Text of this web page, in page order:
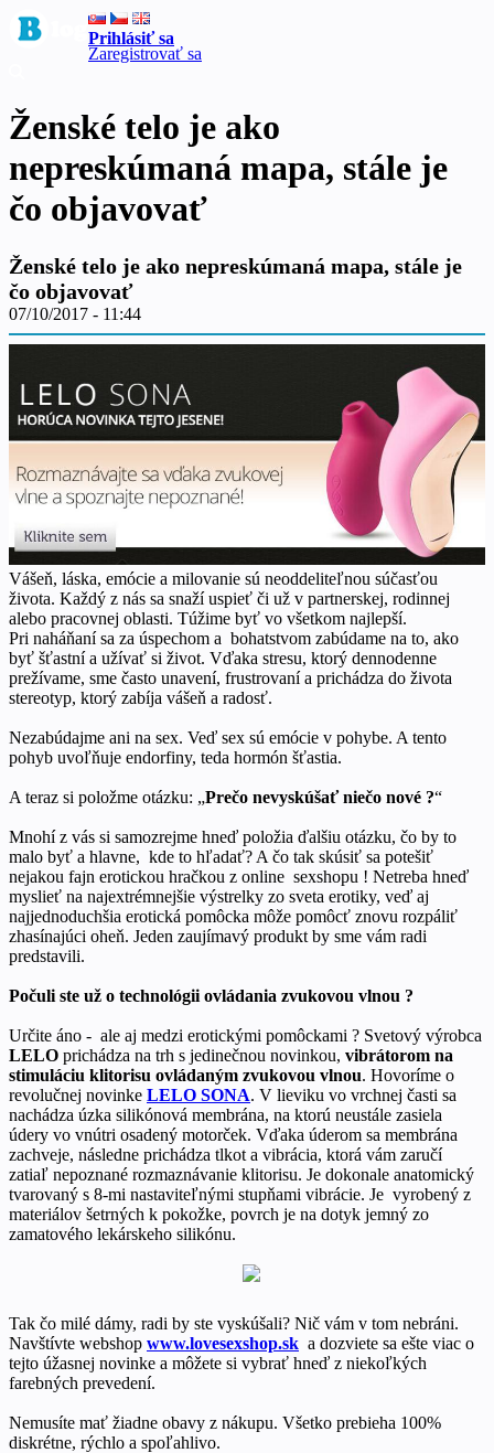
Prihlásiť sa
Zaregistrovať sa
Ženské telo je ako
nepreskúmaná mapa, stále je
čo objavovať
Ženské telo je ako nepreskúmaná mapa, stále je
čo objavovať
07/10/2017 - 11:44
Vášeň, láska, emócie a milovanie sú neoddeliteľnou súčasťou
života. Každý z nás sa snaží uspieť či už v partnerskej, rodinnej
alebo pracovnej oblasti. Túžime byť vo všetkom najlepší.
Pri naháňaní sa za úspechom a bohatstvom zabúdame na to, ako
byť šťastní a užívať si život. Vďaka stresu, ktorý dennodenne
prežívame, sme často unavení, frustrovaní a prichádza do života
stereotyp, ktorý zabíja vášeň a radosť.
Nezabúdajme ani na sex. Veď sex sú emócie v pohybe. A tento
pohyb uvoľňuje endorfiny, teda hormón šťastia.
A teraz si položme otázku: „Prečo nevyskúšať niečo nové ?“
Mnohí z vás si samozrejme hneď položia ďalšiu otázku, čo by to
malo byť a hlavne, kde to hľadať? A čo tak skúsiť sa potešiť
nejakou fajn erotickou hračkou z online sexshopu ! Netreba hneď
myslieť na najextrémnejšie výstrelky zo sveta erotiky, veď aj
najjednoduchšia erotická pomôcka môže pomôcť znovu rozpáliť
zhasínajúci oheň. Jeden zaujímavý produkt by sme vám radi
predstavili.
Počuli ste už o technológii ovládania zvukovou vlnou ?
Určite áno - ale aj medzi erotickými pomôckami ? Svetový výrobca
LELO prichádza na trh s jedinečnou novinkou, vibrátorom na
stimuláciu klitorisu ovládaným zvukovou vlnou. Hovoríme o
revolučnej novinke LELO SONA. V lieviku vo vrchnej časti sa
nachádza úzka silikónová membrána, na ktorú neustále zasiela
údery vo vnútri osadený motorček. Vďaka úderom sa membrána
zachveje, následne prichádza tlkot a vibrácia, ktorá vám zaručí
zatiaľ nepoznané rozmaznávanie klitorisu. Je dokonale anatomický
tvarovaný s 8-mi nastaviteľnými stupňami vibrácie. Je vyrobený z
materiálov šetrných k pokožke, povrch je na dotyk jemný zo
zamatového lekárskeho silikónu.
Tak čo milé dámy, radi by ste vyskúšali? Nič vám v tom nebráni.
Navštívte webshop www.lovesexshop.sk a dozviete sa ešte viac o
tejto úžasnej novinke a môžete si vybrať hneď z niekoľkých
farebných prevedení.
Nemusíte mať žiadne obavy z nákupu. Všetko prebieha 100%
diskrétne, rýchlo a spoľahlivo.